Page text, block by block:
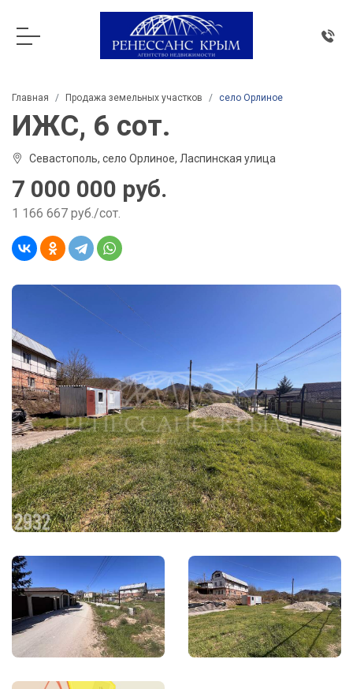
Главная Продажа земельных участков село Орлиное
ИЖС, 6 сот.
Севастополь, село Орлиное, Ласпинская улица
7 000 000 руб.
1 166 667 руб./сот.